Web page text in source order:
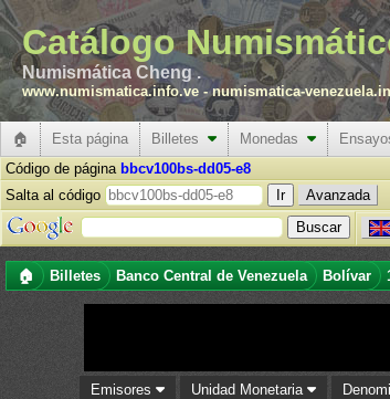
Catálogo
Numismática Cheng .
www.numismatica.info.ve -numismatica-
🏠 Esta página Billetes Monedas
Código de página bbcv100bs-dd05-e8
Salta al código
Avanzada
🏠 Billetes Banco Central de Venezuela Bolívar
Emisores Unidad Monetaria